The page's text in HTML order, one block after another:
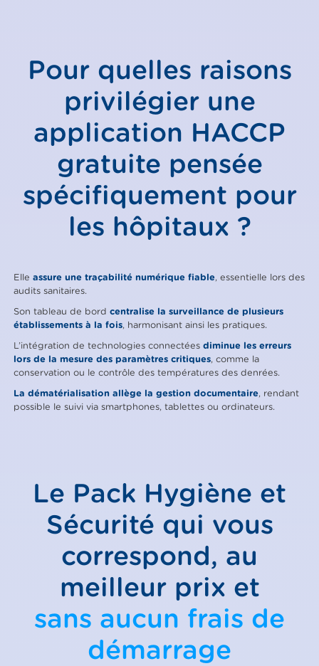
Pour quelles raisons
privilégier une
application HACCP
gratuite pensée
spécifiquement pour
les hôpitaux ?
Elleassure une traçabilité numérique fiable, essentielle lors des
audits sanitaires.
Son tableau de bordcentralise la surveillance de plusieurs
établissements à la fois, harmonisant ainsi les pratiques.
L’intégration de technologies connectéesdiminue les erreurs
lors de la mesure des paramètres critiques, comme la
conservation ou le contrôle des températures des denrées.
La dématérialisation allège la gestion documentaire, rendant
possible le suivi via smartphones, tablettes ou ordinateurs.
Le Pack Hygiène et
Sécurité qui vous
correspond, au
meilleur prix et
sans aucun frais de
démarrage